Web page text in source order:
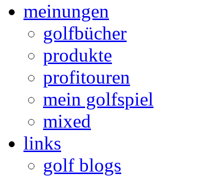
meinungen
golfbücher
produkte
profitouren
mein golfspiel
mixed
links
golf blogs